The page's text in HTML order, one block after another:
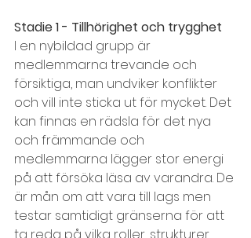
Stadie 1 - Tillhörighet och trygghet
I en nybildad grupp är
medlemmarna trevande och
försiktiga, man undviker konflikter
och vill inte sticka ut för mycket. Det
kan finnas en rädsla för det nya
och främmande och
medlemmarna lägger stor energi
på att försöka läsa av varandra. De
är mån om att vara till lags men
testar samtidigt gränserna för att